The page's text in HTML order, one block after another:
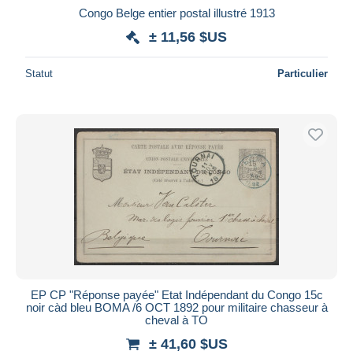
Congo Belge entier postal illustré 1913
± 11,56 $US
Statut Particulier
EP CP "Réponse payée" Etat Indépendant du Congo 15c
noir càd bleu BOMA /6 OCT 1892 pour militaire chasseur à
cheval à TO
± 41,60 $US